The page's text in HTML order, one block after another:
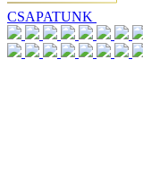
CSAPATUNK